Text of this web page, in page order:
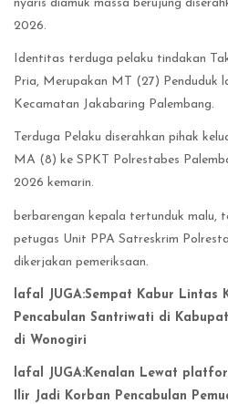
nyaris diamuk massa berujung
2026.
Identitas terduga pelaku tindakan
Pria, Merupakan MT (27) Penduduk
Kecamatan Jakabaring Palembang.
Terduga Pelaku diserahkan pihak
MA (8) ke SPKT Polrestabes
2026 kemarin.
berbarengan kepala tertunduk malu,
petugas Unit PPA Satreskrim
dikerjakan pemeriksaan.
lafal JUGA:Sempat Kabur Lintas
Pencabulan Santriwati di
di Wonogiri
lafal JUGA:Kenalan Lewat
Ilir Jadi Korban Pencabulan